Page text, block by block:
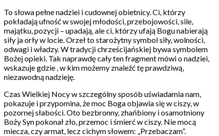
To słowa pełne nadziei i cudownej obietnicy. Ci, którzy
pokładają ufność w swojej młodości, przebojowości, sile,
majątku, pozycji – upadają, ale ci, którzy ufają Bogu nabierają
siły ja orły w locie. Orzeł to starożytny symbol siły, wolności,
odwagi i władzy. W tradycji chrześcijańskiej bywa symbolem
Bożej opieki. Tak naprawdę cały ten fragment mówi o nadziei,
wskazuje gdzie , w kim możemy znaleźć tę prawdziwą,
niezawodną nadzieję.
Czas Wielkiej Nocy w szczególny sposób uświadamia nam,
pokazuje i przypomina, że moc Boga objawia się w ciszy, w
pozornej słabości. Oto bezbronny, zhańbiony i osamotniony
Boży Syn pokonał zło, przemoc i śmierć w ciszy. Nie mocą
miecza, czy armat, lecz cichym słowem: „Przebaczam”.